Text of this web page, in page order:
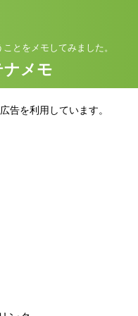
とをメモしてみました。
メモ
告を利用しています。